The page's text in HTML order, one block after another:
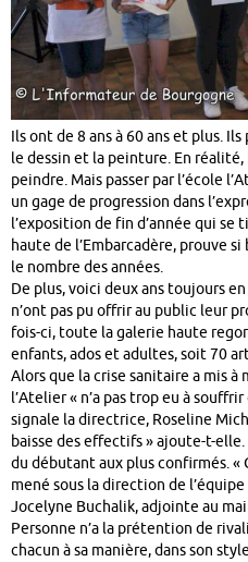
Ils ont de 8 ans à 60 ans et plus.
le dessin et la peinture. En réalité,
peindre. Mais passer par l’école
un gage de progression dans
l’exposition de fin d’année qui
haute de l’Embarcadère, prouve
le nombre des années.
De plus, voici deux ans toujours
n’ont pas pu offrir au public leur
fois-ci, toute la galerie haute
enfants, ados et adultes, soit 70
Alors que la crise sanitaire a mis à
l’Atelier « n’a pas trop eu à
signale la directrice, Roseline
baisse des effectifs » ajoute-t-
du débutant aux plus confirmés. «
mené sous la direction de
Jocelyne Buchalik, adjointe au
Personne n’a la prétention de
chacun à sa manière, dans son